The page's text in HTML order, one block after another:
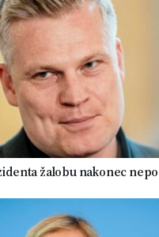
žalobu nakonec